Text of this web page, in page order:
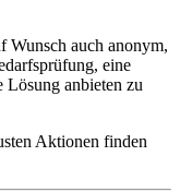
Wunsch auch anonym,
eine
anbieten zu
Aktionen finden